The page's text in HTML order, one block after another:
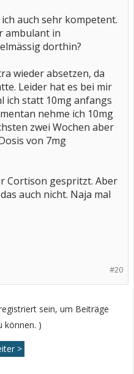
auch sehr kompetent.
ambulant in
dorthin?
wieder absetzen, da
Leider hat es bei mir
ich statt 10mg anfangs
nehme ich 10mg
zwei Wochen aber
von 7mg
Cortison gespritzt. Aber
auch nicht. Naja mal
#20
sein, um Beiträge
können. )
>